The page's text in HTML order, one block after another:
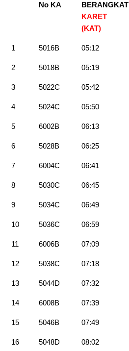
No KA
BERANGKAT
KARET
(KAT)
1 5016B 05:12
2 5018B 05:19
3 5022C 05:42
4 5024C 05:50
5 6002B 06:13
6 5028B 06:25
7 6004C 06:41
8 5030C 06:45
9 5034C 06:49
10 5036C 06:59
11 6006B 07:09
12 5038C 07:18
13 5044D 07:32
14 6008B 07:39
15 5046B 07:49
16 5048D 08:02